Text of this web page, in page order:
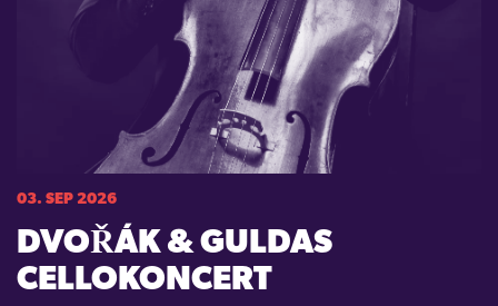
03. SEP 2026
DVOŘÁK & GULDAS
CELLOKONCERT